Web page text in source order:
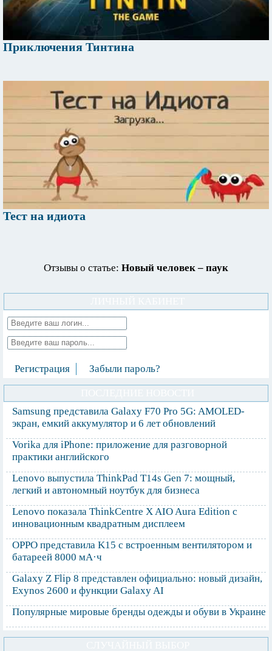
Приключения Тинтина
Тест на идиота
Отзывы о статье: Новый человек – паук
Регистрация Забыли пароль?
Samsung представила Galaxy F70 Pro 5G: AMOLED-
экран, емкий аккумулятор и 6 лет обновлений
Vorika для iPhone: приложение для разговорной
практики английского
Lenovo выпустила ThinkPad T14s Gen 7: мощный,
легкий и автономный ноутбук для бизнеса
Lenovo показала ThinkCentre X AIO Aura Edition с
инновационным квадратным дисплеем
OPPO представила K15 с встроенным вентилятором и
батареей 8000 мА·ч
Galaxy Z Flip 8 представлен официально: новый дизайн,
Exynos 2600 и функции Galaxy AI
Популярные мировые бренды одежды и обуви в Украине